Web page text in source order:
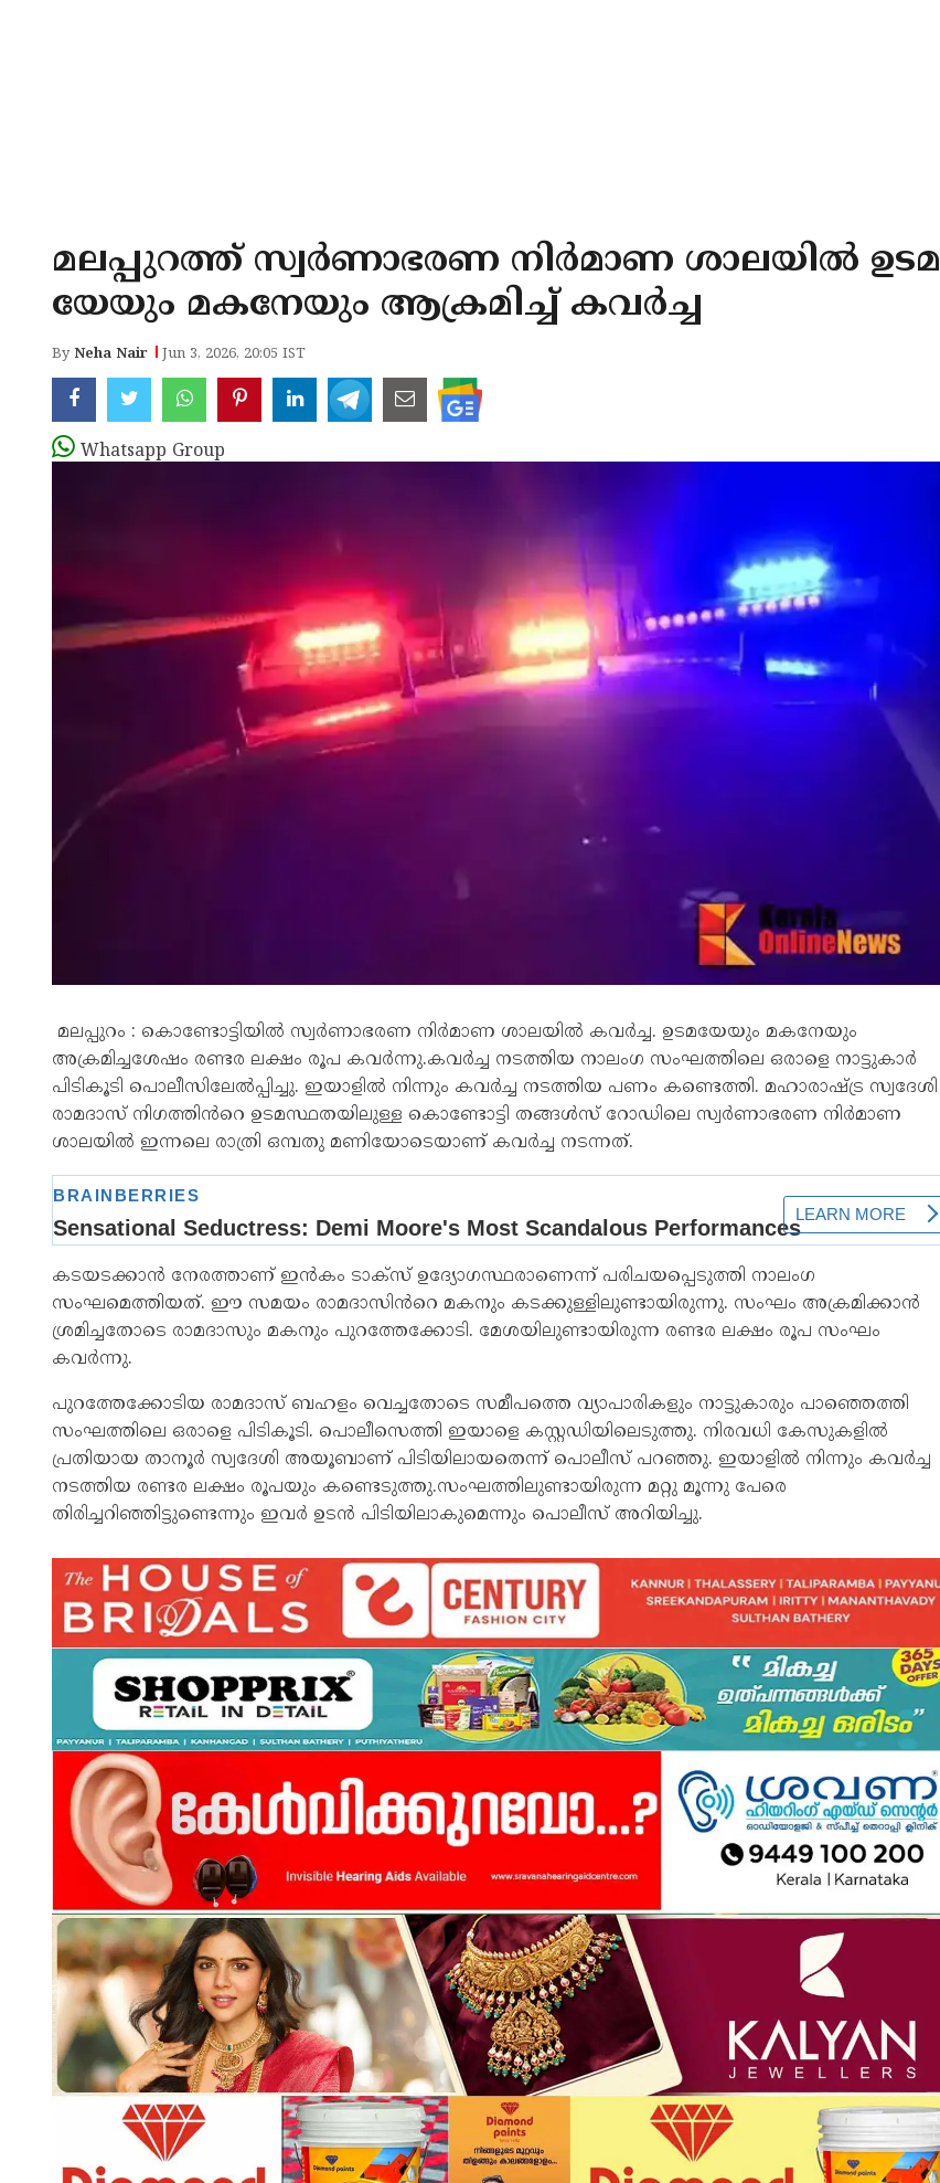
മലപ്പുറത്ത് സ്വർണാഭരണ നിർമാണ ശാലയിൽ ഉടമ
യേയും മകനേയും ആക്രമിച്ച് കവർച്ച
ByNeha Nair Jun 3, 2026, 20:05 IST
Whatsapp Group
മലപ്പുറം : കൊണ്ടോട്ടിയിൽ സ്വർണാഭരണ നിർമാണ ശാലയിൽ കവർച്ച. ഉടമയേയും മകനേയും
അക്രമിച്ചശേഷം രണ്ടര ലക്ഷം രൂപ കവർന്നു.കവർച്ച നടത്തിയ നാലംഗ സംഘത്തിലെ ഒരാളെ നാട്ടുകാർ
പിടികൂടി പൊലീസിലേൽപ്പിച്ചു. ഇയാളിൽ നിന്നും കവർച്ച നടത്തിയ പണം കണ്ടെത്തി. മഹാരാഷ്ട്ര സ്വദേശി
രാമദാസ് നിഗത്തിൻറെ ഉടമസ്ഥതയിലുള്ള കൊണ്ടോട്ടി തങ്ങൾസ് റോഡിലെ സ്വർണാഭരണ നിർമാണ
ശാലയിൽ ഇന്നലെ രാത്രി ഒമ്പതു മണിയോടെയാണ് കവർച്ച നടന്നത്.
കടയടക്കാൻ നേരത്താണ് ഇൻകം ടാക്സ് ഉദ്യോഗസ്ഥരാണെന്ന് പരിചയപ്പെടുത്തി നാലംഗ
സംഘമെത്തിയത്. ഈ സമയം രാമദാസിൻറെ മകനും കടക്കുള്ളിലുണ്ടായിരുന്നു. സംഘം അക്രമിക്കാൻ
ശ്രമിച്ചതോടെ രാമദാസും മകനും പുറത്തേക്കോടി. മേശയിലുണ്ടായിരുന്ന രണ്ടര ലക്ഷം രൂപ സംഘം
കവർന്നു.
പുറത്തേക്കോടിയ രാമദാസ് ബഹളം വെച്ചതോടെ സമീപത്തെ വ്യാപാരികളും നാട്ടുകാരും പാഞ്ഞെത്തി
സംഘത്തിലെ ഒരാളെ പിടികൂടി. പൊലീസെത്തി ഇയാളെ കസ്റ്റഡിയിലെടുത്തു. നിരവധി കേസുകളിൽ
പ്രതിയായ താനൂർ സ്വദേശി അയൂബാണ് പിടിയിലായതെന്ന് പൊലീസ് പറഞ്ഞു. ഇയാളിൽ നിന്നും കവർച്ച
നടത്തിയ രണ്ടര ലക്ഷം രൂപയും കണ്ടെടുത്തു.സംഘത്തിലുണ്ടായിരുന്ന മറ്റു മൂന്നു പേരെ
തിരിച്ചറിഞ്ഞിട്ടുണ്ടെന്നും ഇവർ ഉടൻ പിടിയിലാകുമെന്നും പൊലീസ് അറിയിച്ചു.